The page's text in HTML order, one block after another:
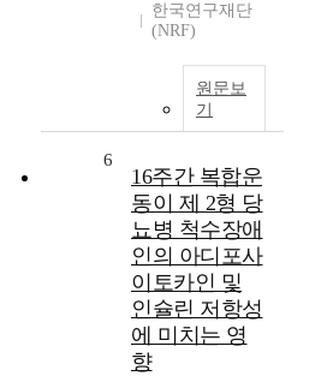
한국연구재단
(NRF)
원문보
기
6
16주간 복합운
동이 제 2형 당
뇨병 척수장애
인의 아디포사
이토카인 및
인슐린 저항성
에 미치는 영
향